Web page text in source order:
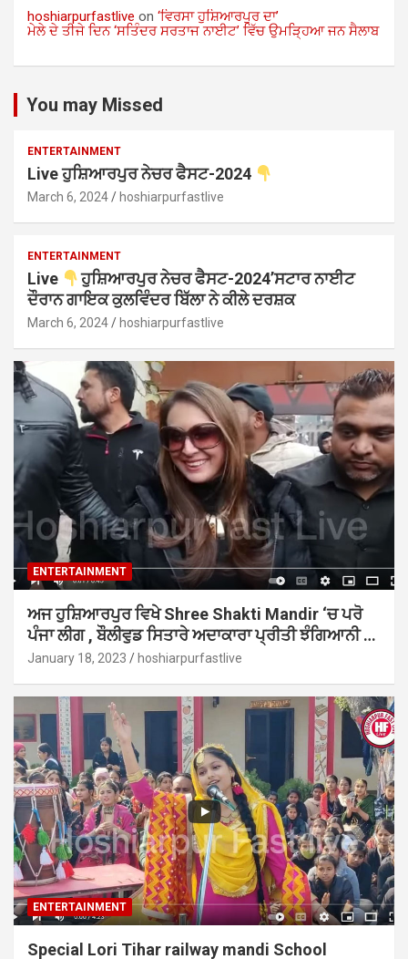
hoshiarpurfastlive on ‘ਵਿਰਸਾ ਹੁਸ਼ਿਆਰਪੁਰ ਦਾ’
ਮੇਲੇ ਦੇ ਤੀਜੇ ਦਿਨ ‘ਸਤਿੰਦਰ ਸਰਤਾਜ ਨਾਈਟ’ ਵਿੱਚ ਉਮੜ੍ਹਿਆ ਜਨ ਸੈਲਾਬ
You may Missed
ENTERTAINMENT
Live ਹੁਸ਼ਿਆਰਪੁਰ ਨੇਚਰ ਫੈਸਟ-2024
March 6, 2024 hoshiarpurfastlive
ENTERTAINMENT
Live
ਹੁਸ਼ਿਆਰਪੁਰ ਨੇਚਰ ਫੈਸਟ-2024’ਸਟਾਰ ਨਾਈਟ
ਦੌਰਾਨ ਗਾਇਕ ਕੁਲਵਿੰਦਰ ਬਿੱਲਾ ਨੇ ਕੀਲੇ ਦਰਸ਼ਕ
March 6, 2024 hoshiarpurfastlive
ENTERTAINMENT
ਅਜ ਹੁਸ਼ਿਆਰਪੁਰ ਵਿਖੇ Shree Shakti Mandir ‘ਚ ਪਰੋ
ਪੰਜਾ ਲੀਗ , ਬੌਲੀਵੁਡ ਸਿਤਾਰੇ ਅਦਾਕਾਰਾ ਪ੍ਰੀਤੀ ਝੰਗਿਆਨੀ …
January 18, 2023 hoshiarpurfastlive
ENTERTAINMENT
Special Lori Tihar railway mandi School